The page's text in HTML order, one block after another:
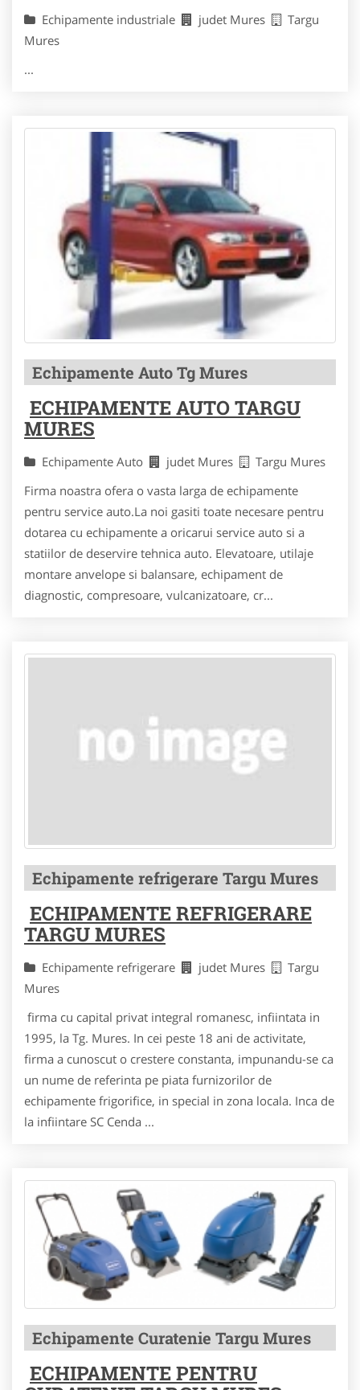
Echipamente industriale judet Mures
Targu
Mures
...
Echipamente Auto Tg Mures
ECHIPAMENTE AUTO TARGU
MURES
Echipamente Auto judet Mures
Targu Mures
Firma noastra ofera o vasta larga de echipamente
pentru service auto.La noi gasiti toate necesare pentru
dotarea cu echipamente a oricarui service auto si a
statiilor de deservire tehnica auto. Elevatoare, utilaje
montare anvelope si balansare, echipament de
diagnostic, compresoare, vulcanizatoare, cr...
Echipamente refrigerare Targu Mures
ECHIPAMENTE REFRIGERARE
TARGU MURES
Echipamente refrigerare judet Mures
Targu
Mures
firma cu capital privat integral romanesc, infiintata in
1995, la Tg. Mures. In cei peste 18 ani de activitate,
firma a cunoscut o crestere constanta, impunandu-se ca
un nume de referinta pe piata furnizorilor de
echipamente frigorifice, in special in zona locala. Inca de
la infiintare SC Cenda ...
Echipamente Curatenie Targu Mures
ECHIPAMENTE PENTRU